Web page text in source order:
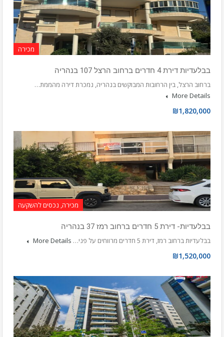
מכירה
בבלעדיות דירת 4 חדרים ברחוב הרצל 107 בנהריה
ברחוב הרצל, בין הרחובות המבוקשים בנהריה, נמכרת דירה מהממת…
More Details
₪1,820,000
מכירה, נכסים להשקעה
בבלעדיות- דירת 5 חדרים ברחוב רמז 37 בנהריה
בבלעדיות ברחוב רמז, דירת 5 חדרים מרווחים על פני…
More Details
₪1,520,000